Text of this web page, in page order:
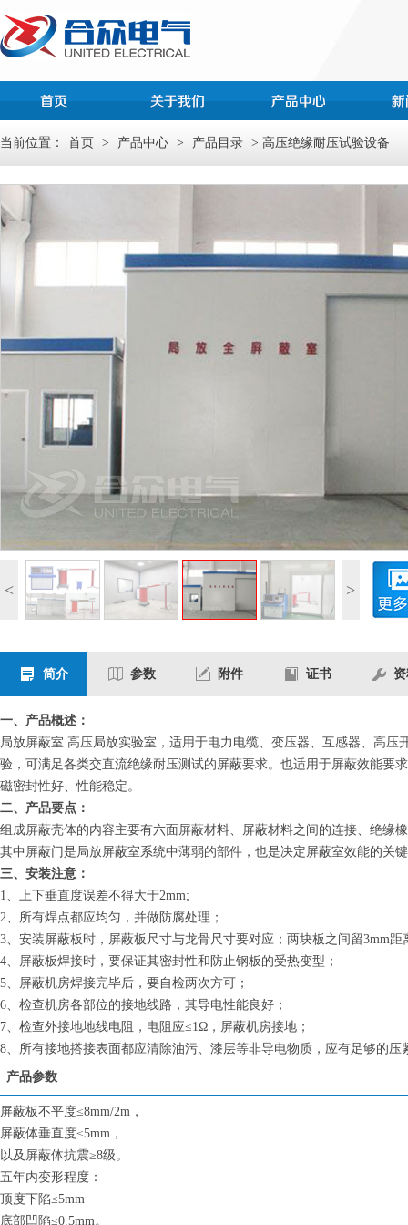
当前位置： 首页 > 产品中心 > 产品目录 > 高压绝缘耐压试验设备
< >
简介 参数 附件 证书
一、产品概述：
局放屏蔽室 高压局放实验室，适用于电力电缆、变压器、互感器、高
验，可满足各类交直流绝缘耐压测试的屏蔽要求。也适用于屏蔽效能要
磁密封性好、性能稳定。
二、产品要点：
组成屏蔽壳体的内容主要有六面屏蔽材料、屏蔽材料之间的连接、绝缘
其中屏蔽门是局放屏蔽室系统中薄弱的部件，也是决定屏蔽室效能的关
三、安装注意：
1、上下垂直度误差不得大于2mm;
2、所有焊点都应均匀，并做防腐处理；
3、安装屏蔽板时，屏蔽板尺寸与龙骨尺寸要对应；两块板之间留3mm距
4、屏蔽板焊接时，要保证其密封性和防止钢板的受热变型；
5、屏蔽机房焊接完毕后，要自检两次方可；
6、检查机房各部位的接地线路，其导电性能良好；
7、检查外接地地线电阻，电阻应≤1Ω，屏蔽机房接地；
8、所有接地搭接表面都应清除油污、漆层等非导电物质，应有足够的
产品参数
屏蔽板不平度≤8mm/2m，
屏蔽体垂直度≤5mm，
以及屏蔽体抗震≥8级。
五年内变形程度：
顶度下陷≤5mm
底部凹陷≤0.5mm。